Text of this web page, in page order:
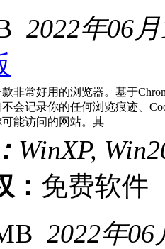
2022年06
非常好用的浏览器。基于
会记录你的任何浏览痕迹、
能访问的网站。其
WinXP,
： 免费软
2022年06